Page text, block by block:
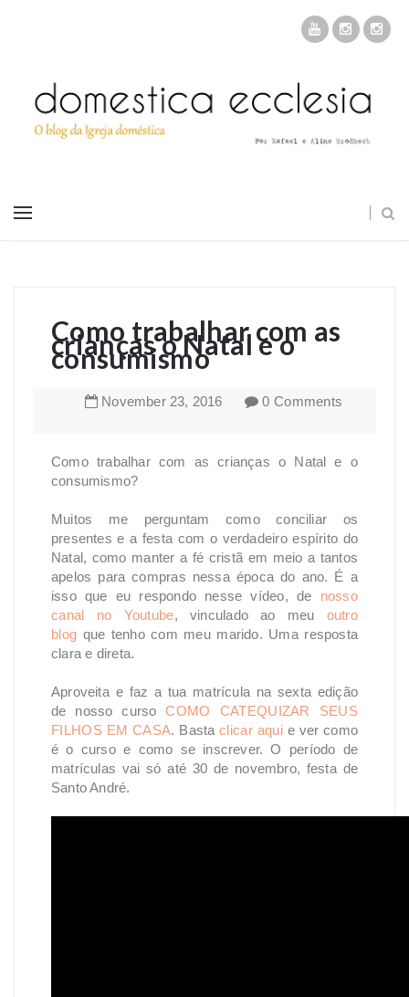
Como trabalhar com as
crianças o Natal e o
consumismo
November 23, 2016 0 Comments
Como trabalhar com as crianças o Natal e o
consumismo?
Muitos me perguntam como conciliar os
presentes e a festa com o verdadeiro espírito do
Natal, como manter a fé cristã em meio a tantos
apelos para compras nessa época do ano. É a
isso que eu respondo nesse vídeo, de nosso
canal no Youtube, vinculado ao meu outro
blog que tenho com meu marido. Uma resposta
clara e direta.
Aproveita e faz a tua matrícula na sexta edição
de nosso cursoCOMO CATEQUIZAR SEUS
FILHOS EM CASA. Bastaclicar aqui e ver como
é o curso e como se inscrever. O período de
matrículas vai só até 30 de novembro, festa de
Santo André.